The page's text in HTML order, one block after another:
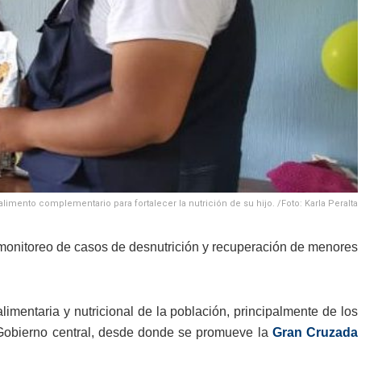
complementario para fortalecer la nutrición de su hijo. /Foto: Karla Peralta
de casos de desnutrición y recuperación de menores
y nutricional de la población, principalmente de los
central, desde donde se promueve la Gran Cruzada